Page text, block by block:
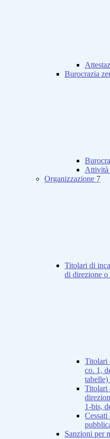
Burocrazia
Attività
Organizzazione 7
Titolari di
di direzione
Titolari
co. 1,
tabelle)
Titolari
1-bis,
Sanzioni per